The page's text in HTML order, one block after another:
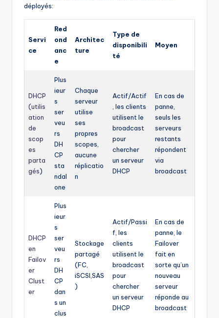
déployés:
Servi
ce
Red
ond
anc
e
Architec
ture
Type de
disponibili
té
Moyen
DHCP
(utilis
ation
de
scop
es
parta
gés)
Plus
ieur
s
ser
veu
rs
DH
CP
sta
ndal
one
Chaque
serveur
utilise
ses
propres
scopes,
aucune
réplicatio
n
Actif/Actif
, les clients
utilisent le
broadcast
pour
chercher
un serveur
DHCP
En cas de
panne,
seuls les
serveurs
restants
répondent
via
broadcast
DHCP
en
Failov
er
Clust
er
Plus
ieur
s
ser
veu
rs
DH
CP
dan
s un
clus
Stockage
partagé
(FC,
iSCSI,SAS
)
Actif/Passi
f, les
clients
utilisent le
broadcast
pour
chercher
un serveur
DHCP
En cas de
panne, le
Failover
fait en
sorte qu’un
nouveau
serveur
réponde au
broadcast